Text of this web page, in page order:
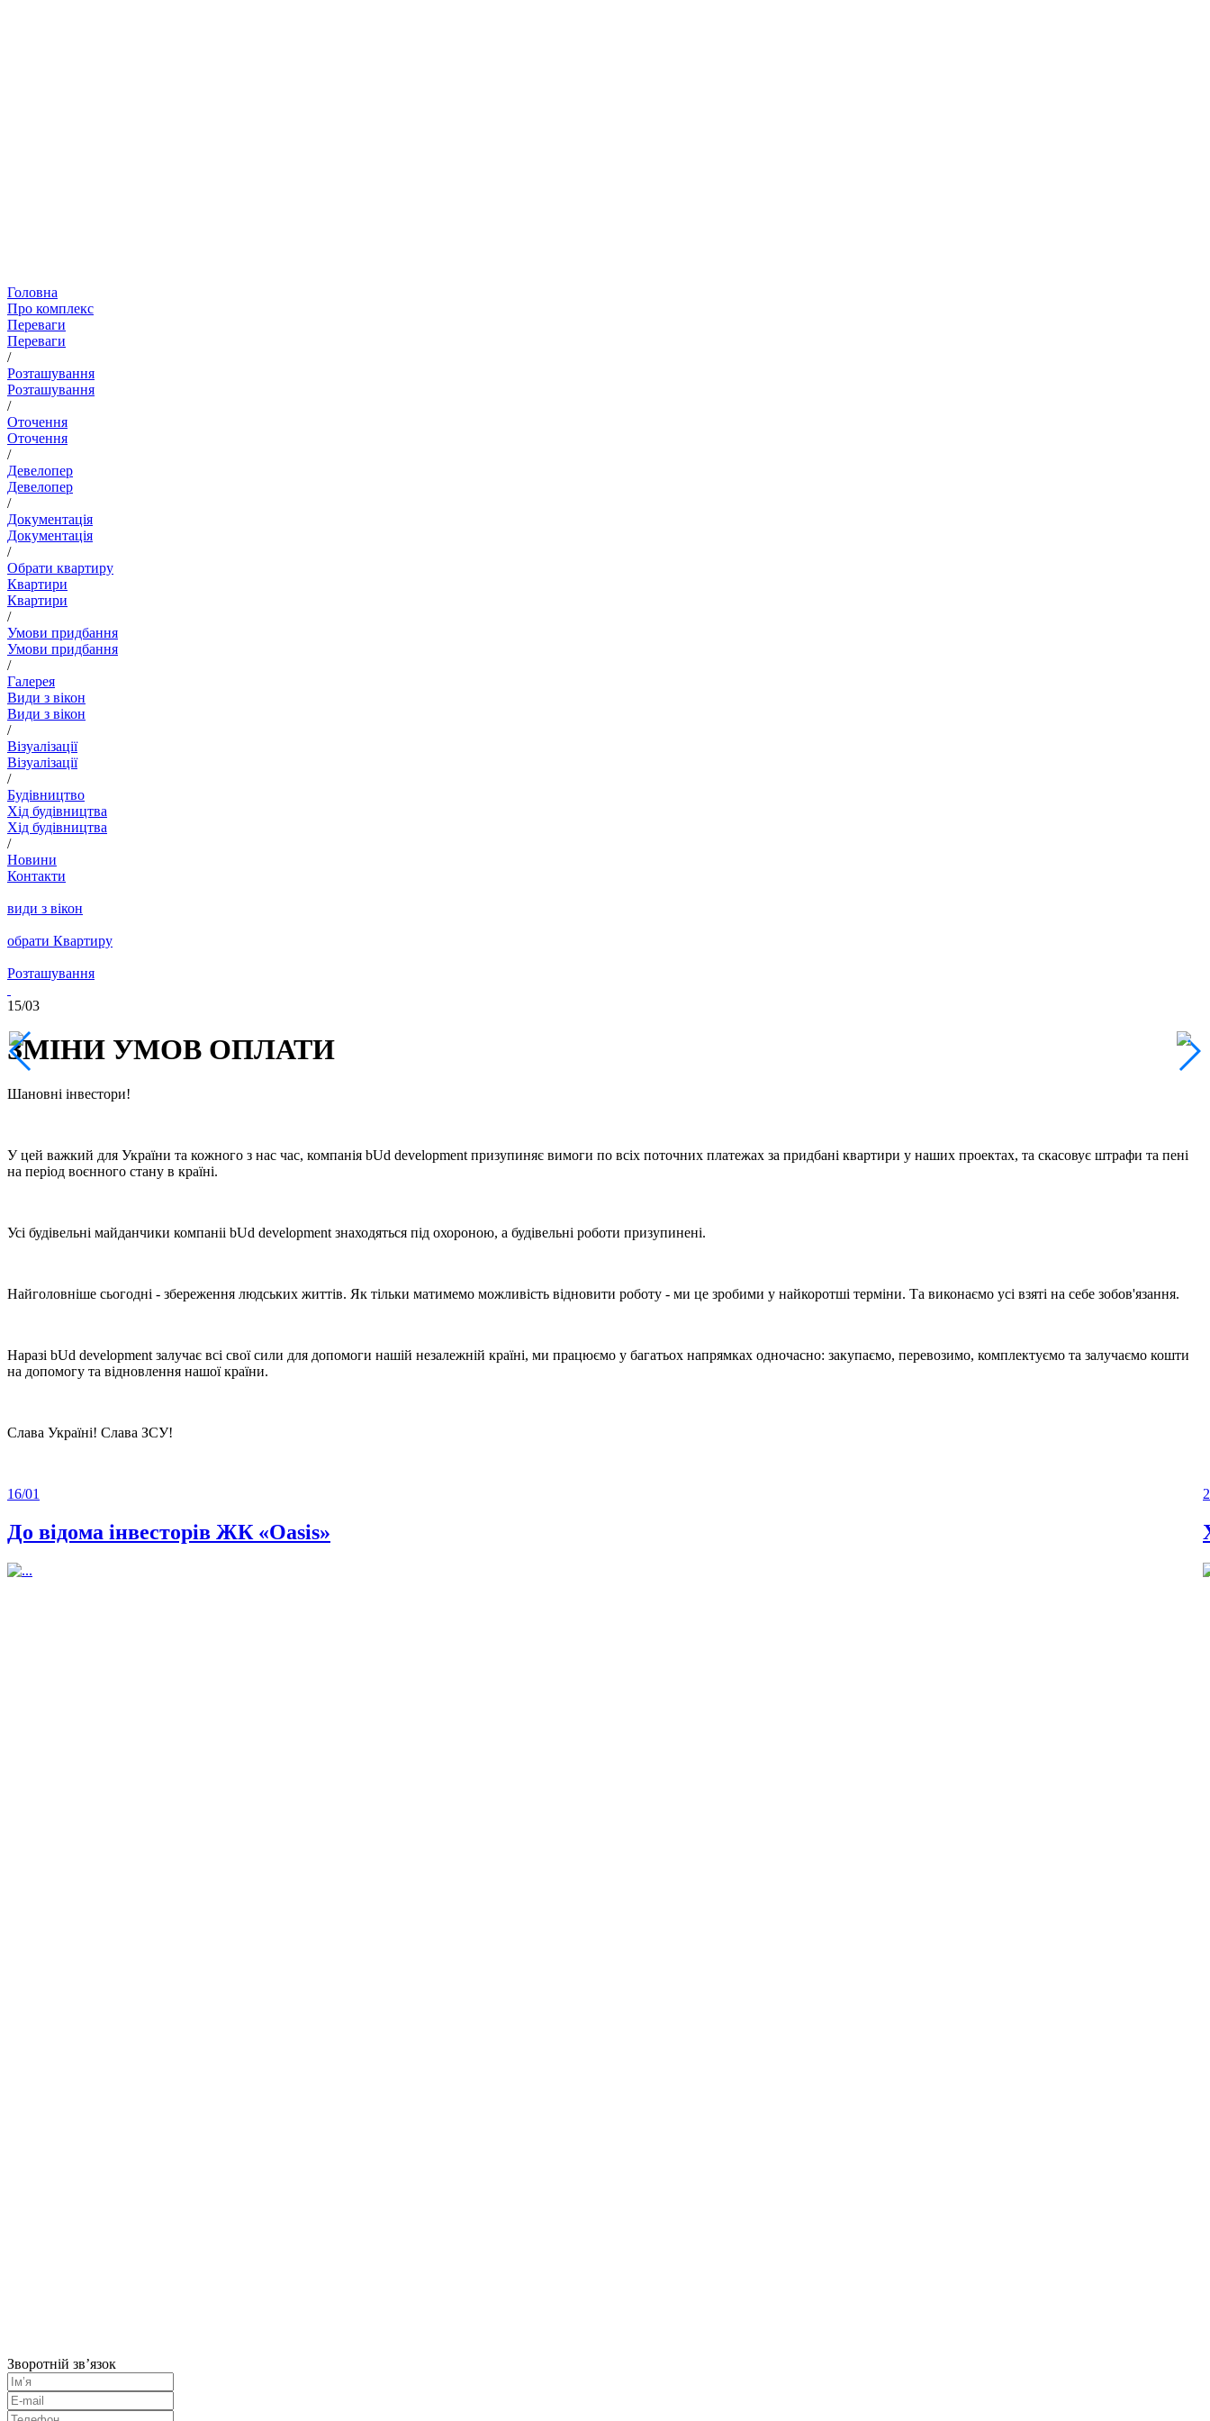
Головна
Про комплекс
Переваги
Переваги
/
Розташування
Розташування
/
Оточення
Оточення
/
Девелопер
Девелопер
/
Документація
Документація
/
Обрати квартиру
Квартири
Квартири
/
Умови придбання
Умови придбання
/
Галерея
Види з вікон
Види з вікон
/
Візуалізації
Візуалізації
/
Будівництво
Хід будівництва
Хід будівництва
/
Новини
Контакти
види з вікон
обрати Квартиру
Розташування
15/03
ЗМІНИ УМОВ ОПЛАТИ
Шановні інвестори!
У цей важкий для України та кожного з нас час, компанія bUd development призупиняє вимоги по всіх поточних платежах за придбані квартири у наших проектах, та скасовує штрафи та пені
на період воєнного стану в країні.
Усі будівельні майданчики компаніі bUd development знаходяться під охороною, а будівельні роботи призупинені.
Найголовніше сьогодні - збереження людських життів. Як тільки матимемо можливість відновити роботу - ми це зробими у найкоротші терміни. Та виконаємо усі взяті на себе зобов'язання.
Наразі bUd development залучає всі свої сили для допомоги нашій незалежній країні, ми працюємо у багатьох напрямках одночасно: закупаємо, перевозимо, комплектуємо та залучаємо кошти
на допомогу та відновлення нашої країни.
Слава Україні! Слава ЗСУ!
16/01
До відома інвесторів ЖК «Oasis»
Зворотній зв’язок